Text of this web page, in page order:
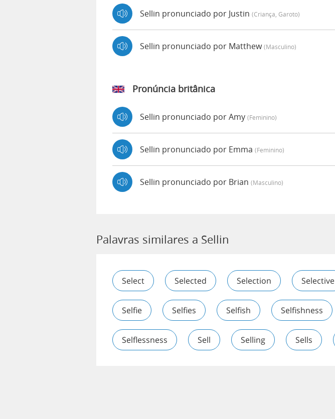
Sellin pronunciado por Justin (criança, Garoto)
Sellin pronunciado por Matthew(masculino)
Pronúncia britânica
Sellin pronunciado por Amy (feminino)
Sellin pronunciado por Emma (feminino)
Sellin pronunciado por Brian (masculino)
Palavras similares a Sellin
Select Selected Selection Selective
Selfie Selfies Selfish Selfishness
Selflessness Sell Selling Sells